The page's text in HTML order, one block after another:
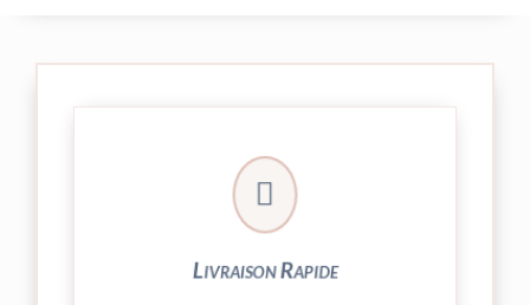

Livraison Rapide
Votre commande est expédiée sous
24/48h et livrée par Colissimo.